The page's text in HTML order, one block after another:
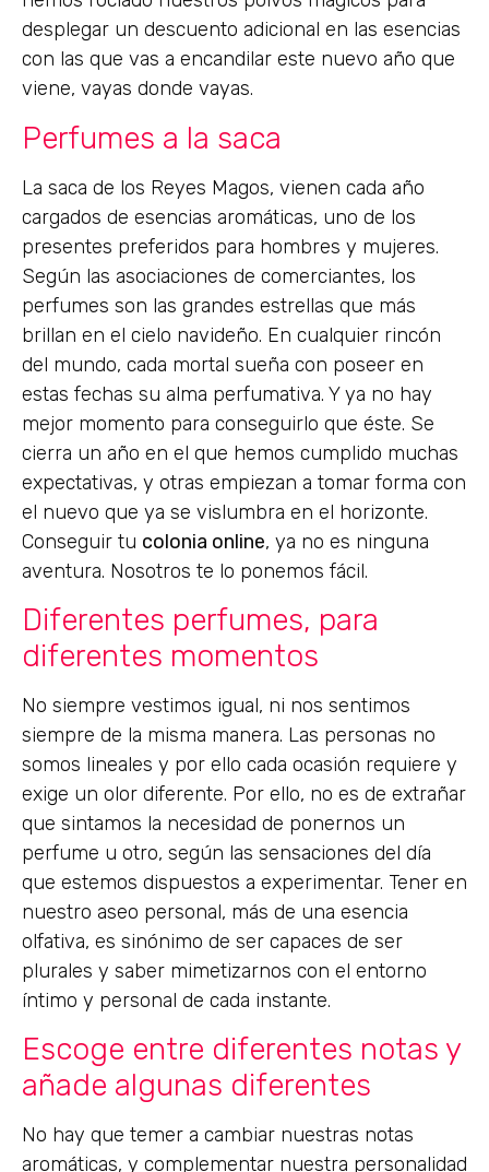
desplegar un descuento adicional en las esencias
con las que vas a encandilar este nuevo año que
viene, vayas donde vayas.
Perfumes a la saca
La saca de los Reyes Magos, vienen cada año
cargados de esencias aromáticas, uno de los
presentes preferidos para hombres y mujeres.
Según las asociaciones de comerciantes, los
perfumes son las grandes estrellas que más
brillan en el cielo navideño. En cualquier rincón
del mundo, cada mortal sueña con poseer en
estas fechas su alma perfumativa. Y ya no hay
mejor momento para conseguirlo que éste. Se
cierra un año en el que hemos cumplido muchas
expectativas, y otras empiezan a tomar forma con
el nuevo que ya se vislumbra en el horizonte.
Conseguir tu colonia online, ya no es ninguna
aventura. Nosotros te lo ponemos fácil.
Diferentes perfumes, para
diferentes momentos
No siempre vestimos igual, ni nos sentimos
siempre de la misma manera. Las personas no
somos lineales y por ello cada ocasión requiere y
exige un olor diferente. Por ello, no es de extrañar
que sintamos la necesidad de ponernos un
perfume u otro, según las sensaciones del día
que estemos dispuestos a experimentar. Tener en
nuestro aseo personal, más de una esencia
olfativa, es sinónimo de ser capaces de ser
plurales y saber mimetizarnos con el entorno
íntimo y personal de cada instante.
Escoge entre diferentes notas y
añade algunas diferentes
No hay que temer a cambiar nuestras notas
aromáticas, y complementar nuestra personalidad